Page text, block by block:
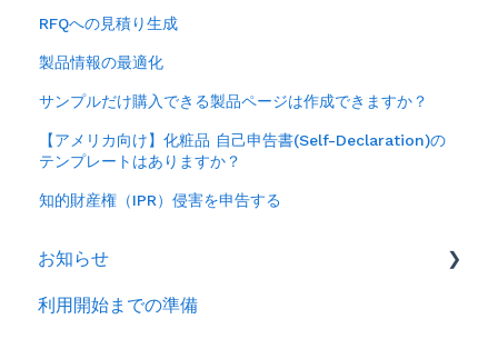
RFQへの見積り生成
製品情報の最適化
サンプルだけ購入できる製品ページは作成できますか？
【アメリカ向け】化粧品 自己申告書(Self-Declaration)の
テンプレートはありますか？
知的財産権（IPR）侵害を申告する
お知らせ
2026年
利用開始までの準備